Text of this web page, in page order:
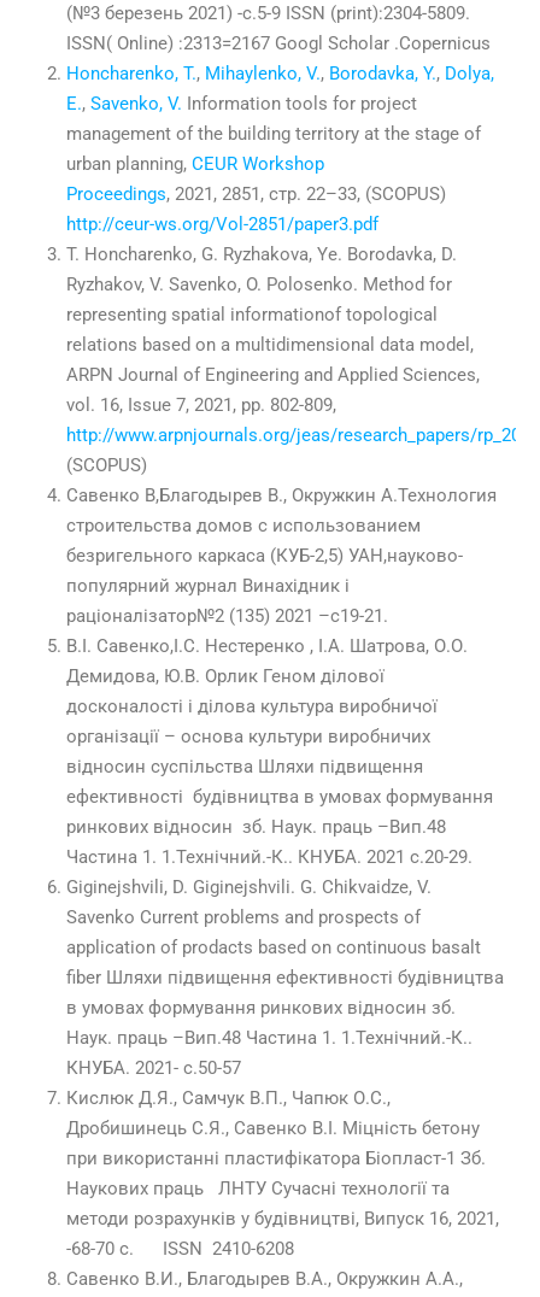
(№3 березень 2021) -с.5-9 ISSN (print):2304-5809.
ISSN( Online) :2313=2167 Googl Scholar .Copernicus
Honcharenko, T., Mihaylenko, V., Borodavka, Y., Dolya,
E., Savenko, V. Information tools for project
management of the building territory at the stage of
urban planning, CEUR Workshop
Proceedings, 2021, 2851, стр. 22–33, (SCOPUS)
http://ceur-ws.org/Vol-2851/paper3.pdf
T. Honcharenko, G. Ryzhakova, Ye. Borodavka, D.
Ryzhakov, V. Savenko, O. Polosenko. Method for
representing spatial informationof topological
relations based on a multidimensional data model,
ARPN Journal of Engineering and Applied Sciences,
vol. 16, Issue 7, 2021, pp. 802-809,
http://www.arpnjournals.org/jeas/research_papers/
(SCOPUS)
Савенко В,Благодырев В., Окружкин А.Технология
строительства домов с использованием
безригельного каркаса (КУБ-2,5) УАН,науково-
популярний журнал Винахідник і
раціоналізатор№2 (135) 2021 –с19-21.
В.І. Савенко,І.С. Нестеренко , І.А. Шатрова, О.О.
Демидова, Ю.В. Орлик Геном ділової
досконалості і ділова культура виробничої
організації – основа культури виробничих
відносин суспільства Шляхи підвищення
ефективності будівництва в умовах формування
ринкових відносин зб. Наук. праць –Вип.48
Частина 1. 1.Технічний.-К.. КНУБА. 2021 с.20-29.
Giginejshvili, D. Giginejshvili. G. Chikvaidze, V.
Savenko Current problems and prospects of
application of prodacts based on continuous basalt
fiber Шляхи підвищення ефективності будівництва
в умовах формування ринкових відносин зб.
Наук. праць –Вип.48 Частина 1. 1.Технічний.-К..
КНУБА. 2021- с.50-57
Кислюк Д.Я., Самчук В.П., Чапюк О.С.,
Дробишинець С.Я., Савенко В.І. Міцність бетону
при використанні пластифікатора Біопласт-1 Зб.
Наукових праць ЛНТУ Сучасні технології та
методи розрахунків у будівництві, Випуск 16, 2021,
-68-70 с. ISSN 2410-6208
Савенко В.И., Благодырев В.А., Окружкин А.А.,